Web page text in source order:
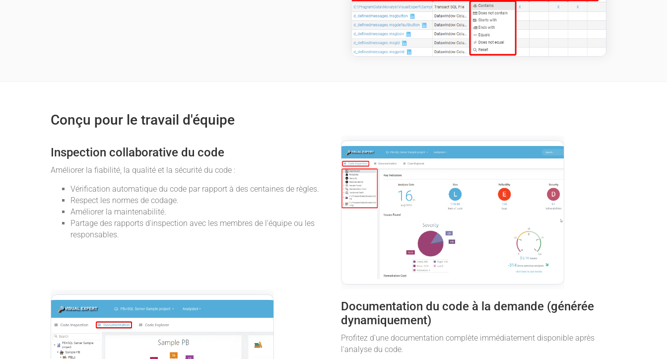
Conçu pour le travail d'équipe
Inspection collaborative du code
Améliorer la fiabilité, la qualité et la sécurité du code :
Vérification automatique du code par rapport à des centaines de règles.
Respect les normes de codage.
Améliorer la maintenabilité.
Partage des rapports d'inspection avec les membres de l'équipe ou les
responsables.
Documentation du code à la demande (générée
dynamiquement)
Profitez d'une documentation complète immédiatement disponible après
l'analyse du code.